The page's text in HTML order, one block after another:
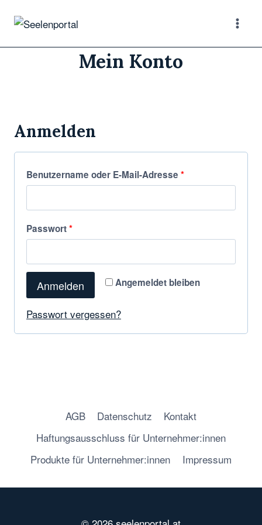
Mein Konto
Anmelden
Benutzername oder E-Mail-Adresse *
Passwort*
Angemeldet bleiben
Anmelden
Passwort vergessen?
AGB Datenschutz
Kontakt
Haftungsausschluss für Unternehmer:innen
Produkte für Unternehmer:innen
Impressum